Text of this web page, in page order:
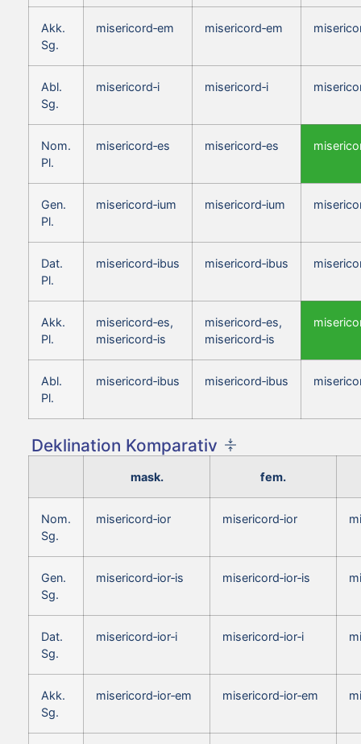
Akk.
Sg.
misericord‑em misericord‑em
Abl.
Sg.
misericord‑i misericord‑i
Nom.
Pl.
misericord‑es misericord‑es
Gen.
Pl.
misericord‑ium misericord‑ium
Dat.
Pl.
misericord‑ibus misericord‑ibus
Akk.
Pl.
misericord‑es,
misericord‑is
misericord‑es,
misericord‑is
Abl.
Pl.
misericord‑ibus misericord‑ibus
Deklination Komparativ
mask. fem.
Nom.
Sg.
misericord‑ior misericord‑ior
Gen.
Sg.
misericord‑ior‑is misericord‑ior‑is
Dat.
Sg.
misericord‑ior‑i misericord‑ior‑i
Akk.
Sg.
misericord‑ior‑em misericord‑ior‑em